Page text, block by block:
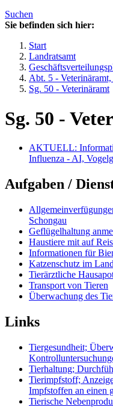
Suchen
Sie befinden sich hier:
Start
Landratsamt
Abt. 5 -
Sg. 50 - Veterinäramt
Sg. 50 -
AKTUELL:
Influenza - AI,
Aufgaben /
Schongau
Geflügelhaltung
Haustiere mit auf
Informationen für
Katzenschutz im
Tierärztliche
Transport von Tieren
Überwachung des
Links
Tiergesundheit;
Tierhaltung;
Tierimpfstoff;
Impfstoffen an einen
Tierische